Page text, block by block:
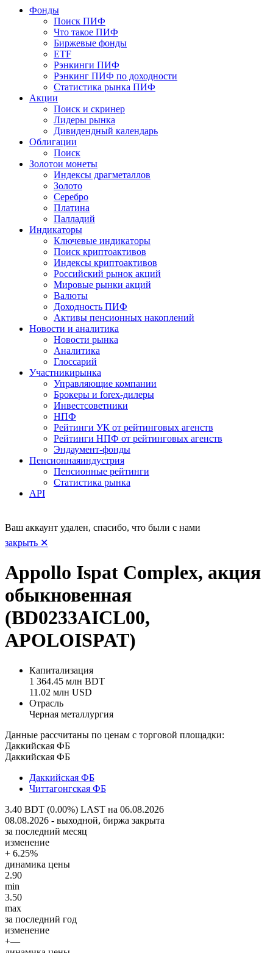
Фонды
Поиск ПИФ
Что такое ПИФ
Биржевые фонды
ETF
Рэнкинги ПИФ
Рэнкинг ПИФ по доходности
Статистика рынка ПИФ
Акции
Поиск и скринер
Лидеры рынка
Дивидендный календарь
Облигации
Поиск
Золотои монеты
Индексы драгметаллов
Золото
Серебро
Платина
Палладий
Индикаторы
Ключевые индикаторы
Поиск криптоактивов
Индексы криптоактивов
Российский рынок акций
Мировые рынки акций
Валюты
Доходность ПИФ
Активы пенсионных накоплений
Новости и аналитика
Новости рынка
Аналитика
Глоссарий
Участникирынка
Управляющие компании
Брокеры и forex-дилеры
Инвестсоветники
НПФ
Рейтинги УК от рейтинговых агенств
Рейтинги НПФ от рейтинговых агенств
Эндаумент-фонды
Пенсионнаяиндустрия
Пенсионные рейтинги
Статистика рынка
API
Ваш аккаунт удален, спасибо, что были с нами
закрыть ✕
Appollo Ispat Complex, акция
обыкновенная
(BD0233AICL00,
APOLOISPAT)
Капитализация
1 364.45 млн BDT
11.02 млн USD
Отрасль
Черная металлургия
Данные рассчитаны по ценам с торговой площадки:
Даккийская ФБ
Даккийская ФБ
Даккийская ФБ
Читтагонгская ФБ
3.40 BDT (0.00%) LAST на 06.08.2026
08.08.2026 - выходной, биржа закрыта
за последний месяц
изменение
+ 6.25%
динамика цены
2.90
min
3.50
max
за последний год
изменение
+—